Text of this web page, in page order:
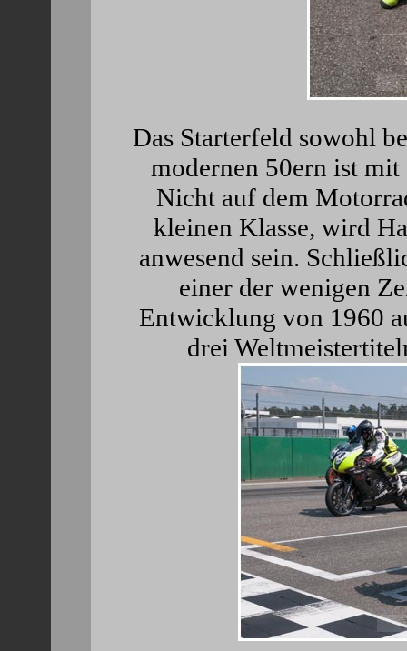
Das Starterfeld sowohl
modernen 50ern ist mit
Nicht auf dem
kleinen Klasse, wird
anwesend sein.
einer der wenigen
Entwicklung von 1960
drei